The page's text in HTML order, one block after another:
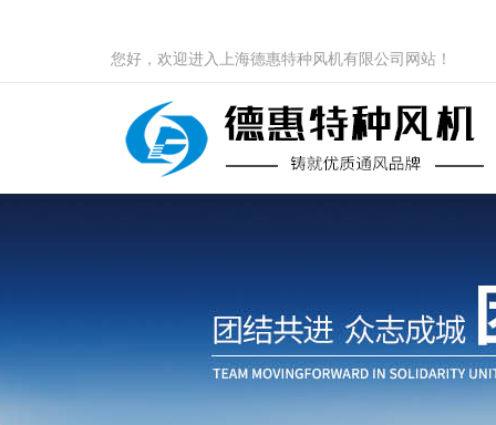
您好，欢迎进入上海德惠特种风机有限公司网站！